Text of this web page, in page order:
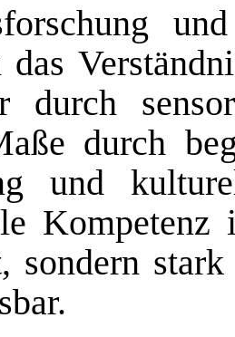
das
durch
durch
und
sondern